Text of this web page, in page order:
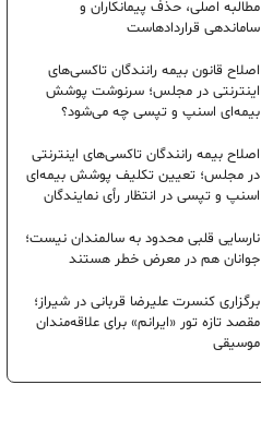
مطالبه اصلی، حذف پیمانکاران و
ساماندهی قراردادهاست
اصلاح قانون بیمه رانندگان تاکسی‌های
اینترنتی در مجلس؛ سرنوشت پوشش
بیمه‌ای اسنپ و تپسی چه می‌شود؟
اصلاح بیمه رانندگان تاکسی‌های اینترنتی
در مجلس؛ تعیین تکلیف پوشش بیمه‌ای
اسنپ و تپسی در انتظار رأی نمایندگان
نارسایی قلبی محدود به سالمندان نیست؛
جوانان هم در معرض خطر هستند
برگزاری کنسرت علیرضا قربانی در شیراز؛
مقصد تازه تور «ایرانم» برای علاقه‌مندان
موسیقی